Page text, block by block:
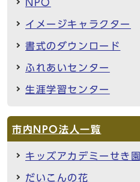
NPO
イメージキャラクター
書式のダウンロード
ふれあいセンター
生涯学習センター
市内NPO法人一覧
キッズアカデミーせき園
だいこんの花